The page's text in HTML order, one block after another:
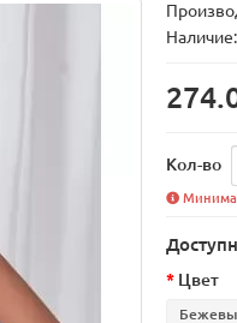
Наличие:
Кол-во
Цвет